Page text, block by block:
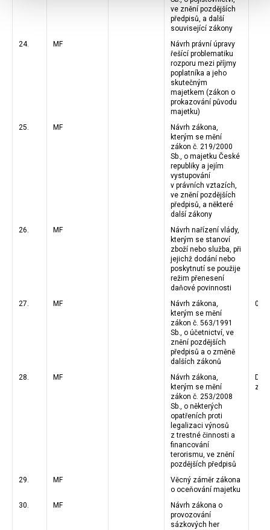
ve znění pozdějších
předpisů, a další
související zákony
24. MF
Návrh právní úpravy
řešící problematiku
rozporu mezi příjmy
poplatníka a jeho
skutečným
majetkem (zákon o
prokazování původu
majetku)
25.
MF
Návrh zákona,
kterým se mění
zákon č. 219/2000
Sb., o majetku České
republiky a jejím
vystupování
v právních vztazích,
ve znění pozdějších
předpisů, a některé
další zákony
26.
MF
Návrh nařízení vlády,
kterým se stanoví
zboží nebo služba, při
jejichž dodání nebo
poskytnutí se použije
režim přenesení
daňové povinnosti
27.
MF
Návrh zákona,
kterým se mění
zákon č. 563/1991
Sb., o účetnictví, ve
znění pozdějších
předpisů a o změně
dalších zákonů
28. MF
Návrh zákona,
kterým se mění
zákon č. 253/2008
Sb., o některých
opatřeních proti
legalizaci výnosů
z trestné činnosti a
financování
terorismu, ve znění
pozdějších předpisů
29. MF
Věcný záměr zákona
o oceňování majetku
30.
MF
Návrh zákona o
provozování
sázkových her